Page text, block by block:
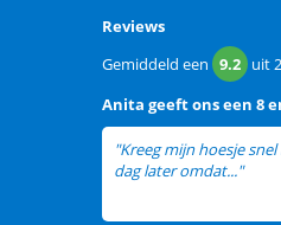
Reviews
Gemiddeld een 9.2 uit
Anita geeft ons een 8
"Kreeg mijn hoesje
dag later omdat..."